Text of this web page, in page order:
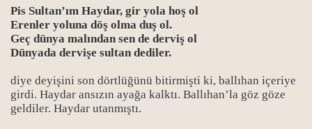
Pis Sultan’ım Haydar, gir yola hoş ol
Erenler yoluna döş olma duş ol.
Geç dünya malından sen de derviş ol
Dünyada dervişe sultan dediler.
diye deyişini son dörtlüğünü bitirmişti ki, ballıhan içeriye
girdi. Haydar ansızın ayağa kalktı. Ballıhan’la göz göze
geldiler. Haydar utanmıştı.